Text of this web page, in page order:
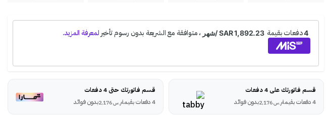
قسم فاتورتك على 4 دفعات
4 دفعات بقيمة
ر.س بدون فوائد
قسم فاتورتك حتى 4 دفعات
4 دفعات بقيمة
ر.س2,176 بدون فوائد